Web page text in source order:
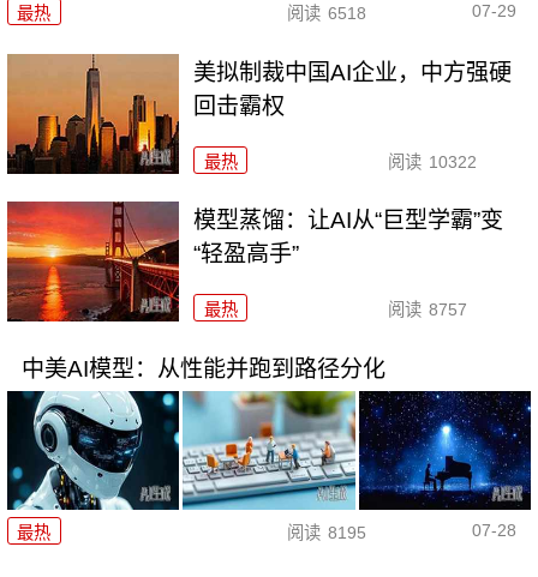
最热 阅读 6518 07-29
美拟制裁中国AI企业，中方强硬
回击霸权
最热 阅读 10322
模型蒸馏：让AI从“巨型学霸”变
“轻盈高手”
最热 阅读 8757
中美AI模型：从性能并跑到路径分化
最热 阅读 8195 07-28